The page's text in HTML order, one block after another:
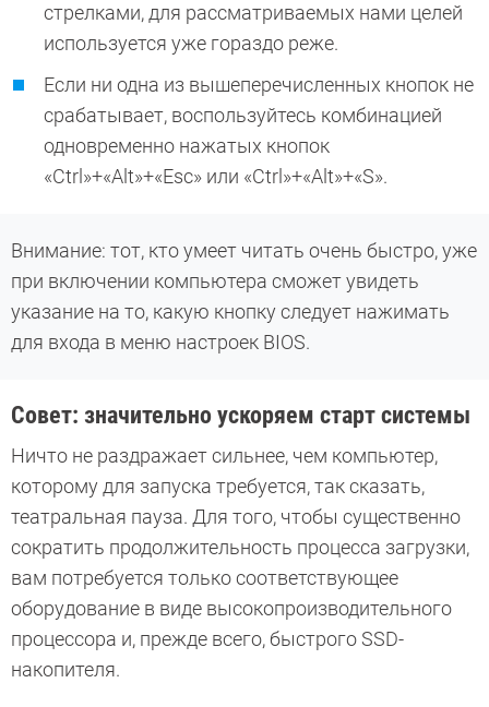
стрелками, для рассматриваемых нами целей
используется уже гораздо реже.
Если ни одна из вышеперечисленных кнопок не
срабатывает, воспользуйтесь комбинацией
одновременно нажатых кнопок
«Ctrl»+«Alt»+«Esc» или «Ctrl»+«Alt»+«S».
Внимание: тот, кто умеет читать очень быстро, уже
при включении компьютера сможет увидеть
указание на то, какую кнопку следует нажимать
для входа в меню настроек BIOS.
Совет: значительно ускоряем старт системы
Ничто не раздражает сильнее, чем компьютер,
которому для запуска требуется, так сказать,
театральная пауза. Для того, чтобы существенно
сократить продолжительность процесса загрузки,
вам потребуется только соответствующее
оборудование в виде высокопроизводительного
процессора и, прежде всего, быстрого SSD-
накопителя.